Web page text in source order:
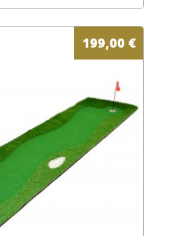
199,00 €